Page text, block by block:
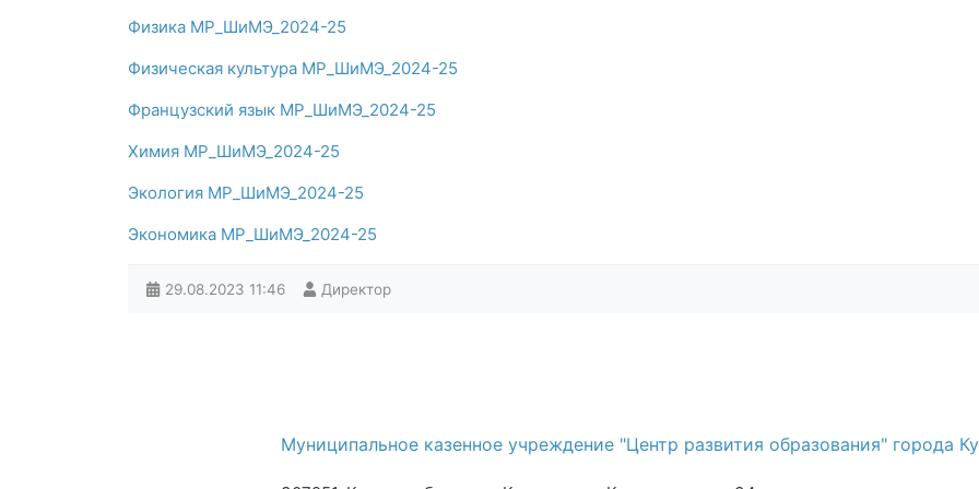
Физика МР_ШиМЭ_2024-25
Физическая культура МР_ШиМЭ_2024-25
Французский язык МР_ШиМЭ_2024-25
Химия МР_ШиМЭ_2024-25
Экология МР_ШиМЭ_2024-25
Экономика МР_ШиМЭ_2024-25
29.08.2023 11:46 Директор
Муниципальное казенное учреждение "Центр развития образования" города